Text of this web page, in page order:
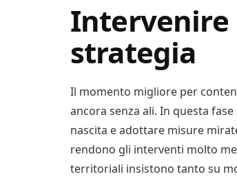
Intervenire
strategia
Il momento migliore per
ancora senza ali. In questa
nascita e adottare misure
rendono gli interventi molto
territoriali insistono tanto su